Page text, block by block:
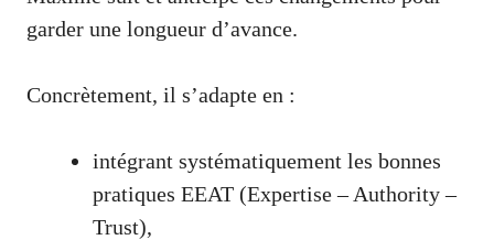
garder une longueur d’avance.
Concrètement, il s’adapte en :
intégrant systématiquement les bonnes
pratiques EEAT (Expertise – Authority –
Trust),